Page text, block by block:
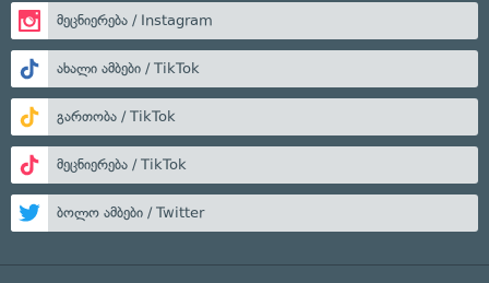
მეცნიერება / Instagram
ახალი ამბები / TikTok
გართობა / TikTok
მეცნიერება / TikTok
ბოლო ამბები / Twitter